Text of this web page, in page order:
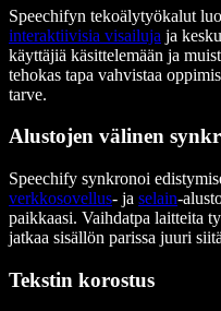
Speechifyn tekoälytyökalut
interaktiivisia visailuja ja
käyttäjiä käsittelemään ja
tehokas tapa vahvistaa
tarve.
Alustojen välinen
Speechify synkronoi
verkkosovellus- ja selain-
paikkaasi. Vaihdatpa laitteita
jatkaa sisällön parissa juuri
Tekstin korostus